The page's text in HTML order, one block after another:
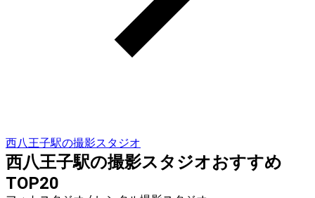
西八王子駅の撮影スタジオ
西八王子駅の撮影スタジオおすすめ
TOP20